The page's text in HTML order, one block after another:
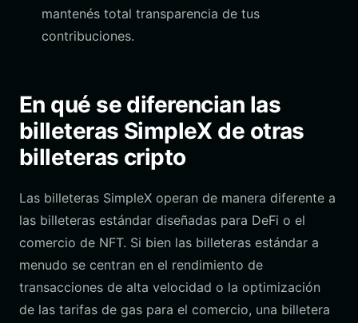
mantenés total transparencia de tus
contribuciones.
En qué se diferencian las
billeteras SimpleX de otras
billeteras cripto
Las billeteras SimpleX operan de manera diferente a
las billeteras estándar diseñadas para DeFi o el
comercio de NFT. Si bien las billeteras estándar a
menudo se centran en el rendimiento de
transacciones de alta velocidad o la optimización
de las tarifas de gas para el comercio, una billetera